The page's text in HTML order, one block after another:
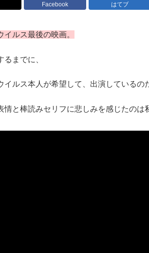
Facebook はてブ
イルス最後の映画。
るまでに、
イルス本人が希望して、出演しているの
情と棒読みセリフに悲しみを感じたのは